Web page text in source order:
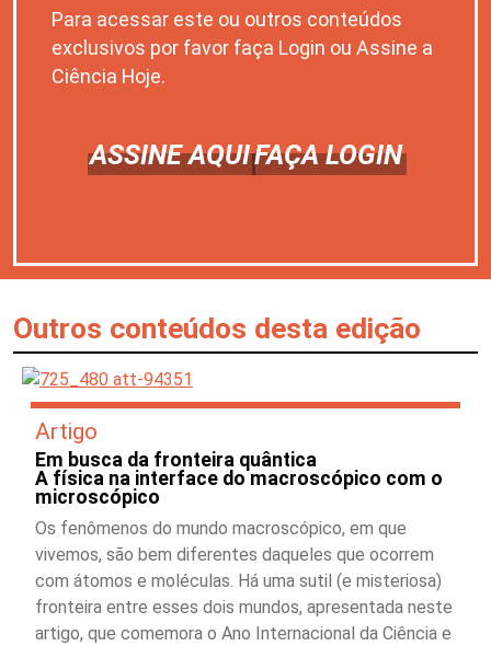
Para acessar este ou outros conteúdos
exclusivos por favor faça Login ou Assine a
Ciência Hoje.
ASSINE AQUIFAÇA LOGIN
Outros conteúdos desta edição
Artigo
Em busca da fronteira quântica
A física na interface do macroscópico com o
microscópico
Os fenômenos do mundo macroscópico, em que
vivemos, são bem diferentes daqueles que ocorrem
com átomos e moléculas. Há uma sutil (e misteriosa)
fronteira entre esses dois mundos, apresentada neste
artigo, que comemora o Ano Internacional da Ciência e